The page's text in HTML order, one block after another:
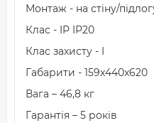
Монтаж - на стіну/
Клас - IP IP20
Клас захисту - I
Габарити - 159x440x620
Вага – 46,8 кг
Гарантія – 5 років